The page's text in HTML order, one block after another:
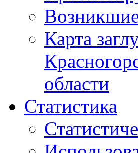
Карта
области
Статистика